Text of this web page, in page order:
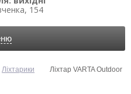
154
Ліхтарики
Ліхтар VARTA Outdoor